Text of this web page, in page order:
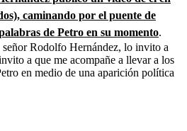
caminando por el puente de
de Petro en su momento.
Rodolfo Hernández, lo invito a
a que me acompañe a llevar a los
en medio de una aparición política